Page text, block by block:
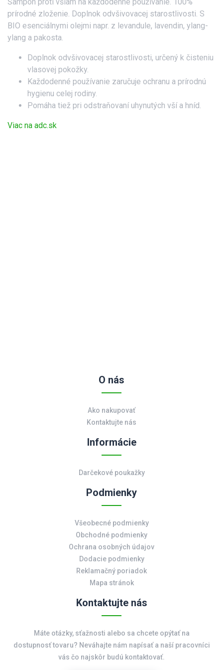
20,0 % všetkých prísad pochádza z bio fariem.
prírodné zloženie. Doplnok odvšivovacej starostlivosti. S
BIO esenciálnymi olejmi napr. z levandule, lavendin, ylang-
ylang a pakosta.
Doplnok odvšivovacej starostlivosti, určený k čisteniu
vlasovej pokožky.
Každodenné používanie zaručuje ochranu a prírodnú
hygienu celej rodiny.
Pomáha tiež pri odstraňovaní uhynutých vší a hníd.
Viac na adc.sk
O nás
Ako nakupovať
Kontaktujte nás
Informácie
Darčekové poukažky
Podmienky
Všeobecné podmienky
Obchodné podmienky
Ochrana osobných údajov
Dodacie podmienky
Reklamačný poriadok
Mapa stránok
Kontaktujte nás
Máte otázky, sťažnosti alebo sa chcete opýtať na
dostupnosť tovaru? Neváhajte nám napísať a naší pracovníci
vás čo najskôr budú kontaktovať.